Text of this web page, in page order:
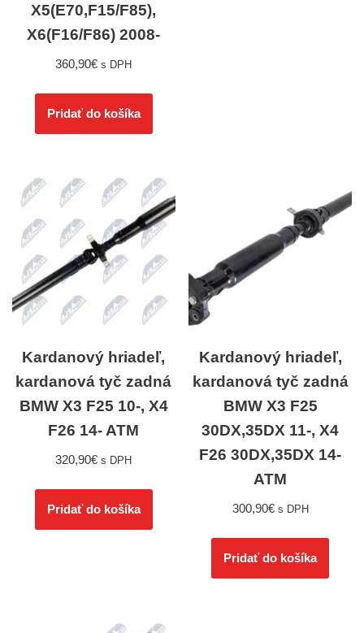
X5(E70,F15/F85),
X6(F16/F86) 2008-
360,90€ s DPH
Pridať do košíka
Kardanový hriadeľ,
kardanová tyč zadná
BMW X3 F25 10-, X4
F26 14- ATM
320,90€ s DPH
Pridať do košíka
Kardanový hriadeľ,
kardanová tyč zadná
BMW X3 F25
30DX,35DX 11-, X4
F26 30DX,35DX 14-
ATM
300,90€ s DPH
Pridať do košíka